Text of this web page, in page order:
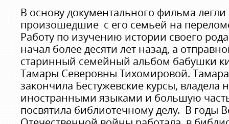
В основу документального фильма
произошедшие с его семьей на
Работу по изучению истории своего
начал более десяти лет назад, а
старинный семейный альбом бабушки
Тамары Северовны Тихомировой.
закончила Бестужевские курсы, владела
иностранными языками и большую
посвятила библиотечному делу. В годы